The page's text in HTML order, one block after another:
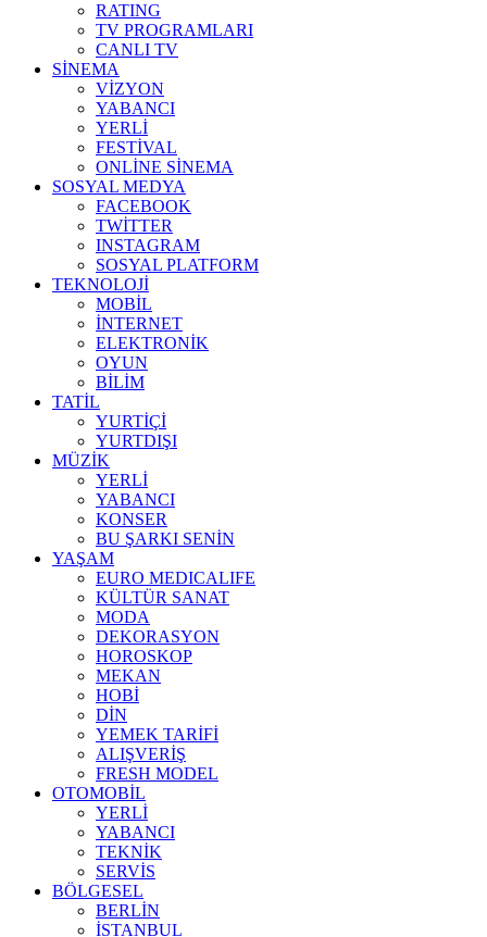
RATING
TV PROGRAMLARI
CANLI TV
SİNEMA
VİZYON
YABANCI
YERLİ
FESTİVAL
ONLİNE SİNEMA
SOSYAL MEDYA
FACEBOOK
TWİTTER
INSTAGRAM
SOSYAL PLATFORM
TEKNOLOJİ
MOBİL
İNTERNET
ELEKTRONİK
OYUN
BİLİM
TATİL
YURTİÇİ
YURTDIŞI
MÜZİK
YERLİ
YABANCI
KONSER
BU ŞARKI SENİN
YAŞAM
EURO MEDICALIFE
KÜLTÜR SANAT
MODA
DEKORASYON
HOROSKOP
MEKAN
HOBİ
DİN
YEMEK TARİFİ
ALIŞVERİŞ
FRESH MODEL
OTOMOBİL
YERLİ
YABANCI
TEKNİK
SERVİS
BÖLGESEL
BERLİN
İSTANBUL